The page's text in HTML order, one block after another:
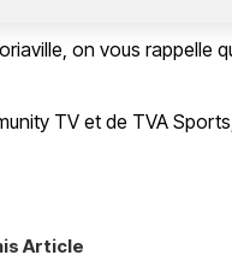
on vous rappelle
TV et de TVA
Article